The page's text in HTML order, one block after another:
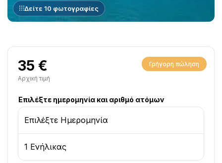
Δείτε 10 φωτογραφίες
Γρήγορη πώληση
35 €
Αρχική τιμή
Επιλέξτε ημερομηνία και αριθμό ατόμων
Επιλέξτε Ημερομηνία
1 Ενήλικας